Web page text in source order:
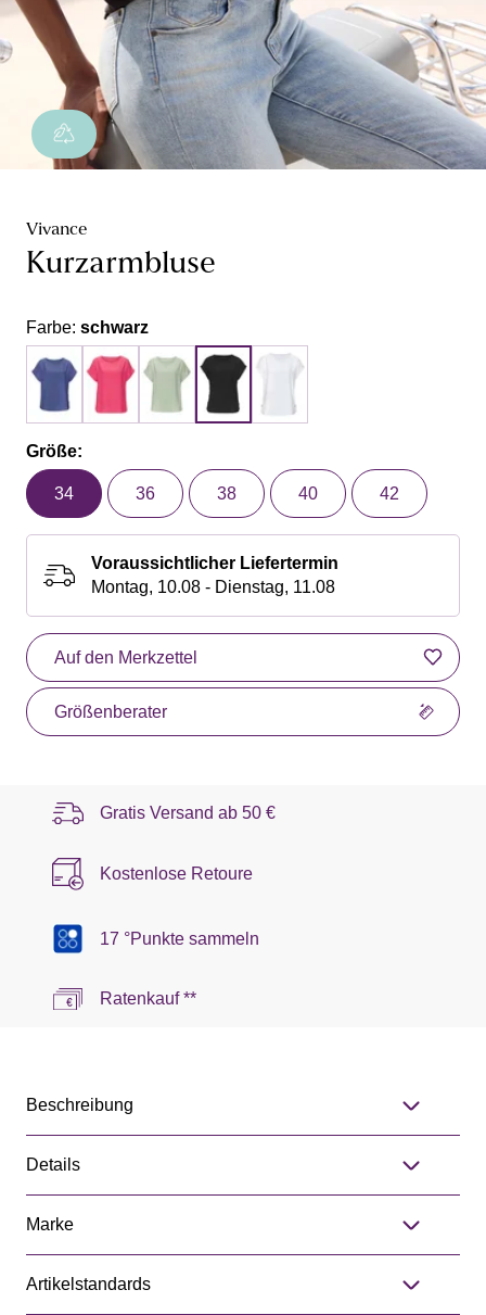
Vivance
Kurzarmbluse
Farbe: schwarz
Größe:
34 36 38 40 42
Voraussichtlicher Liefertermin
Montag, 10.08 - Dienstag, 11.08
Auf den Merkzettel
Größenberater
Gratis Versand ab 50 €
Kostenlose Retoure
17 °Punkte sammeln
Ratenkauf **
Beschreibung
Details
Marke
Artikelstandards